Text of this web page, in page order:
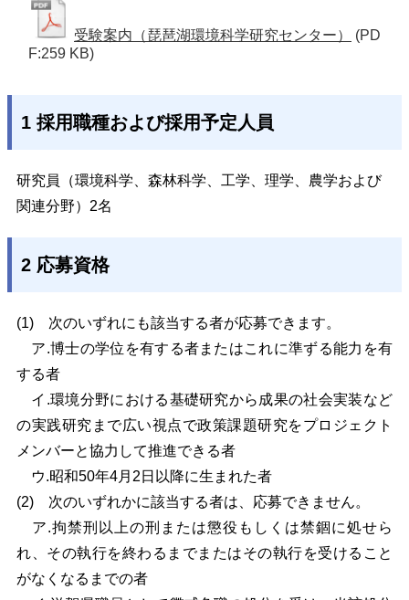
受験案内（琵琶湖環境科学研究センター）
(PD
F:259 KB)
1 採用職種および採用予定人員
研究員（環境科学、森林科学、工学、理学、農学および
関連分野）2名
2 応募資格
(1) 次のいずれにも該当する者が応募できます。
ア.博士の学位を有する者またはこれに準ずる能力を有
する者
イ.環境分野における基礎研究から成果の社会実装など
の実践研究まで広い視点で政策課題研究をプロジェクト
メンバーと協力して推進できる者
ウ.昭和50年4月2日以降に生まれた者
(2) 次のいずれかに該当する者は、応募できません。
ア.拘禁刑以上の刑または懲役もしくは禁錮に処せら
れ、その執行を終わるまでまたはその執行を受けること
がなくなるまでの者